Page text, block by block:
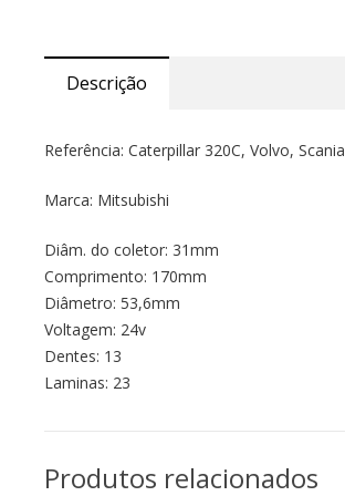
Descrição
Referência: Caterpillar 320C, Volvo, Scania
Marca: Mitsubishi
Diâm. do coletor: 31mm
Comprimento: 170mm
Diâmetro: 53,6mm
Voltagem: 24v
Dentes: 13
Laminas: 23
Produtos relacionados